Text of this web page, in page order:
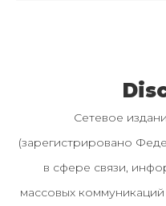
Сетевое
(зарегистрировано
в сфере связи,
массовых